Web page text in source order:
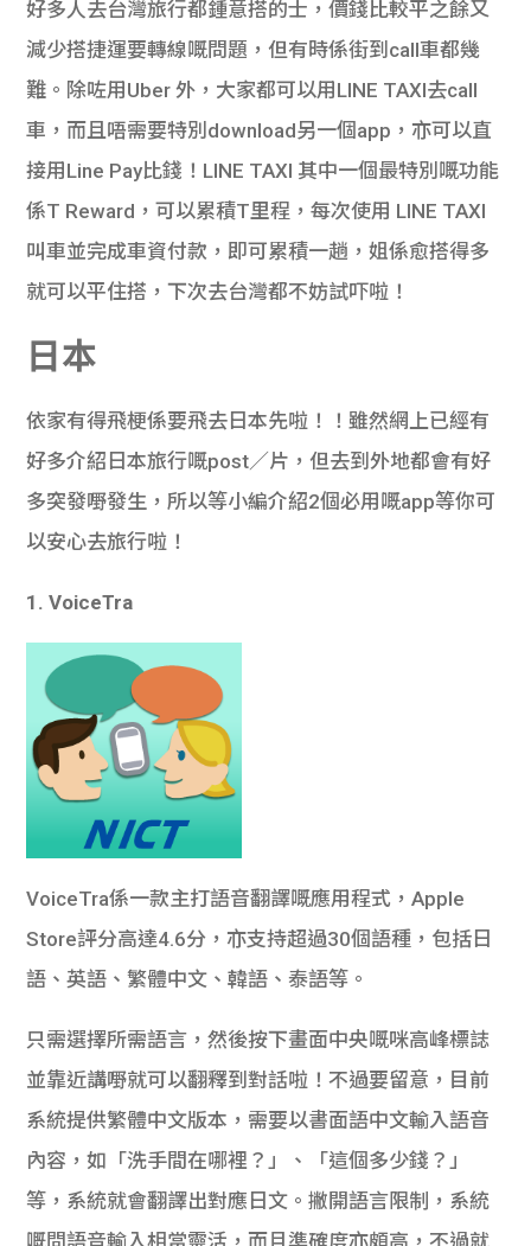
好多人去台灣旅行都鍾意搭的士，價錢比較平之餘又
減少搭捷運要轉線嘅問題，但有時係街到call車都幾
難。除咗用Uber 外，大家都可以用LINE TAXI去call
車，而且唔需要特別download另一個app，亦可以直
接用Line Pay比錢！LINE TAXI 其中一個最特別嘅功能
係T Reward，可以累積T里程，每次使用 LINE TAXI
叫車並完成車資付款，即可累積一趟，姐係愈搭得多
就可以平住搭，下次去台灣都不妨試吓啦！
日本
依家有得飛梗係要飛去日本先啦！！雖然網上已經有
好多介紹日本旅行嘅post／片，但去到外地都會有好
多突發嘢發生，所以等小編介紹2個必用嘅app等你可
以安心去旅行啦！
1. VoiceTra
VoiceTra係一款主打語音翻譯嘅應用程式，Apple
Store評分高達4.6分，亦支持超過30個語種，包括日
語、英語、繁體中文、韓語、泰語等。
只需選擇所需語言，然後按下畫面中央嘅咪高峰標誌
並靠近講嘢就可以翻釋到對話啦！不過要留意，目前
系統提供繁體中文版本，需要以書面語中文輸入語音
內容，如「洗手間在哪裡？」、「這個多少錢？」
等，系統就會翻譯出對應日文。撇開語言限制，系統
嘅問語音輸入相當靈活，而且準確度亦頗高，不過就